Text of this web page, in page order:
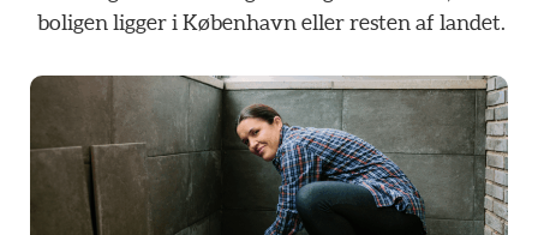
boligen ligger i København eller resten af landet.